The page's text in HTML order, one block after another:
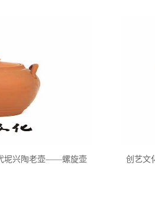
坭兴陶老壶——螺旋壶 创艺文